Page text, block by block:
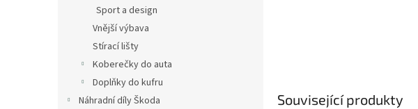
Sport a design
Vnější výbava
Stírací lišty
Koberečky do auta
Doplňky do kufru
Náhradní díly Škoda
Související produkty